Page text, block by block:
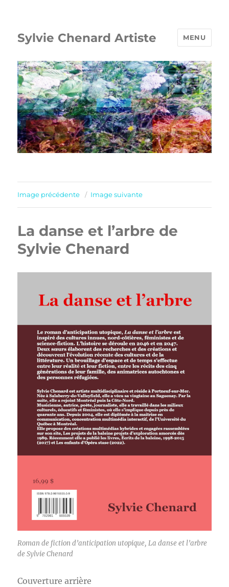
Sylvie Chenard Artiste MENU
Image précédente Image suivante
La danse et l’arbre de
Sylvie Chenard
Roman de fiction d’anticipation utopique, La danse et l’arbre
de Sylvie Chenard
Couverture arrière